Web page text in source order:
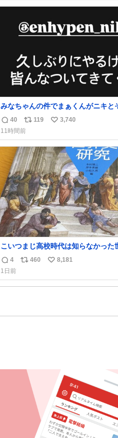
数
ス
数
ね
みなちゃんの件でまぁくんがニキと
を脅してるけど絶対間違えてる。 悪
謗中傷した人達でしょ。こんなのみ
望んでないし曲がった正義すぎる
返
信
数
40
リ
ポ
ス
ト
数
119
い
ね
数
3,740
11時間前
こいつまじ高校時代は知らなかった
溢れすぎてて𝑩𝑰𝑮 𝑳𝑶𝑽𝑬＿＿
返
信
数
4
リ
ス
460
い
ね
8,181
1日前